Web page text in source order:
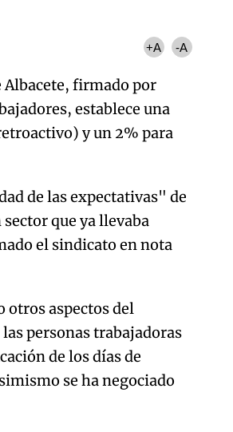
+A -A
Albacete, firmado por
establece una
y un 2% para
de las expectativas" de
que ya llevaba
el sindicato en nota
otros aspectos del
personas trabajadoras
de los días de
se ha negociado